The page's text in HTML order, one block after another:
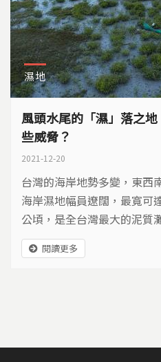
濕地
風頭水尾的「濕」落之
些威脅？
2021-12-20
台灣的海岸地勢多變，東西
海岸濕地幅員遼闊，最寬可
公頃，是全台灣最大的泥質
近原始泥灘地的模樣時，生
的泥灘地，多年來卻飽受工
閱讀更多